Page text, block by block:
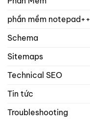
phần mềm notepad++
Schema
Sitemaps
Technical SEO
Tin tức
Troubleshooting